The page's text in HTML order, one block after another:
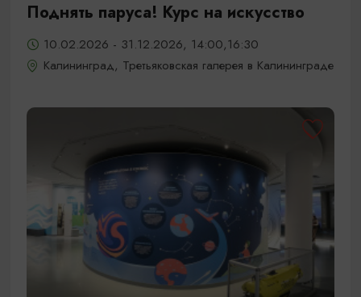
Поднять паруса! Курс на искусство
10.02.2026 - 31.12.2026, 14:00,16:30
Калининград, Третьяковская галерея в Калининграде